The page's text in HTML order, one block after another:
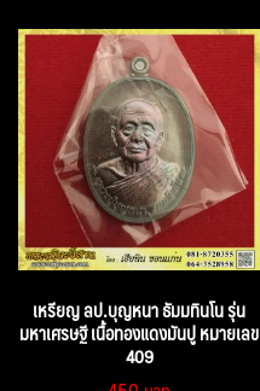
เหรียญ ลป.บุญหนา ธัมมทินโน รุ่น
มหาเศรษฐี เนื้อทองแดงมันปู หมายเลข
409